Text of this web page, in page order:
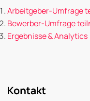
Arbeitgeber-Umfrage
Bewerber-Umfrage
Ergebnisse & Analytics
Kontakt